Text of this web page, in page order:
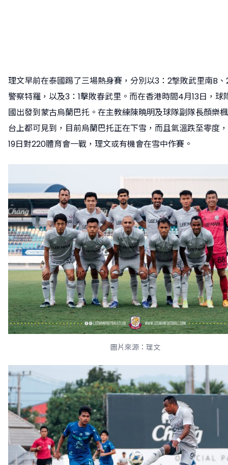
理文早前在泰國踢了三場熱身賽，分別以3：2撃敗武里南B、
警察特羅，以及3：1擊敗春武里。而在香港時間4月13日，球
國出發到蒙古烏蘭巴托。在主教練陳曉明及球隊副隊長顏樂
台上都可見到，目前烏蘭巴托正在下雪，而且氣溫跌至零度
19日對220體育會一戰，理文或有機會在雪中作賽。
圖片來源：理文